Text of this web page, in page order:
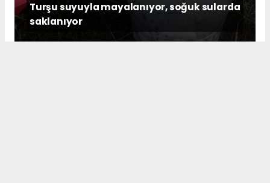
Turşu suyuyla mayalanıyor, soğuk sularda
saklanıyor